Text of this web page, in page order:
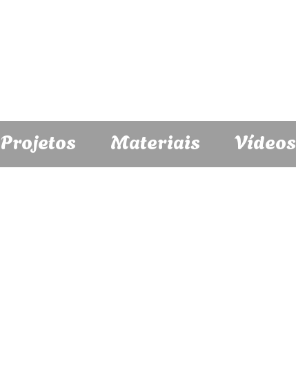
Projetos Materiais Vídeos